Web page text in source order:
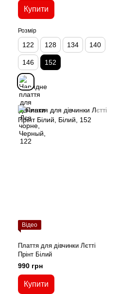
Купити
Розмір
122 128 134 140
146 152
Відео
Плаття для дівчинки Лєтті
Прінт Білий
990 грн
Купити